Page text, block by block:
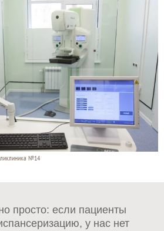
№14
просто: если пациенты
у нас нет